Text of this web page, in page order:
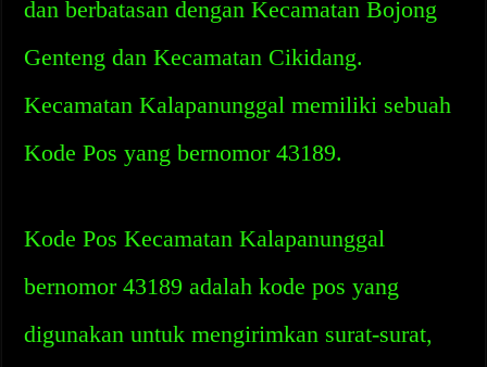
dan berbatasan dengan Kecamatan Bojong
Genteng dan Kecamatan Cikidang.
Kecamatan Kalapanunggal memiliki sebuah
Kode Pos yang bernomor 43189.
Kode Pos Kecamatan Kalapanunggal
bernomor 43189 adalah kode pos yang
digunakan untuk mengirimkan surat-surat,